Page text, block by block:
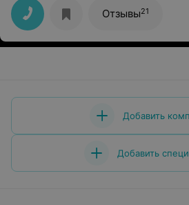
позитивный человечек! Все очень при
понравилось!Спасибо за вкусную еду
конечно многовато)!Персонал очень
вежливый, за это тоже конечно
Отзывы21
Добавить
Добавить